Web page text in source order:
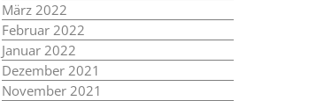
März 2022
Februar 2022
Januar 2022
Dezember 2021
November 2021